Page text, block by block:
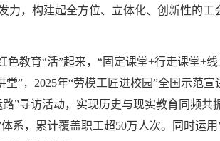
，构建起全方位、立体化、创新性的工
教育“活”起来，“固定课堂+行走课堂+
”，2025年“劳模工匠进校园”全国示范
”寻访活动，实现历史与现实教育同频共
系，累计覆盖职工超50万人次。同时运